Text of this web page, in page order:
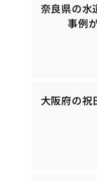
奈良県の水
事例
大阪府の祝